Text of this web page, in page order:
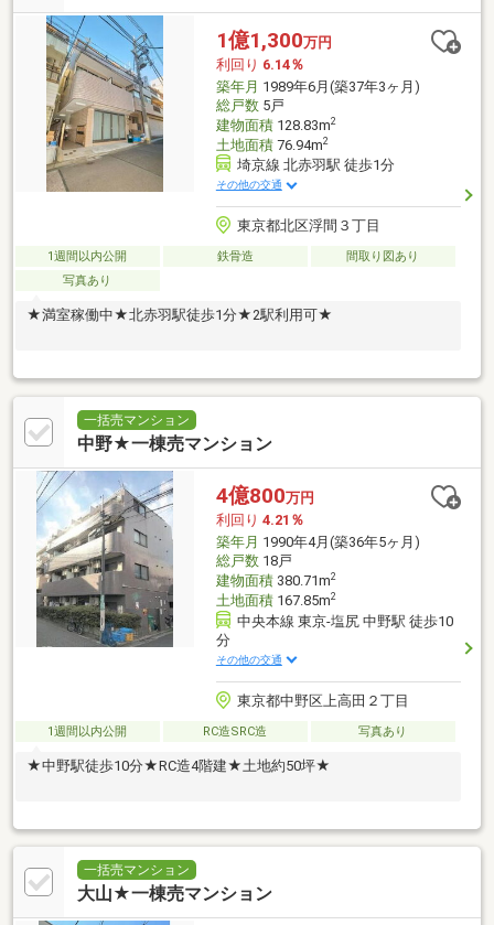
1億1,300万円
利回り 6.14％
築年月 1989年6月(築37年3ヶ月)
総戸数5戸
建物面積128.83m2
土地面積76.94m2
埼京線 北赤羽駅 徒歩1分
その他の交通
東京都北区浮間３丁目
1週間以内公開 鉄骨造
間取り図あり
写真あり
★満室稼働中★北赤羽駅徒歩1分★2駅利用可★
一括売マンション
中野★一棟売マンション
4億800万円
利回り 4.21％
築年月 1990年4月(築36年5ヶ月)
総戸数18戸
建物面積380.71m2
土地面積167.85m2
中央本線 東京-塩尻 中野駅 徒歩10
分
その他の交通
東京都中野区上高田２丁目
1週間以内公開 RC造SRC造 写真あり
★中野駅徒歩10分★RC造4階建★土地約50坪★
一括売マンション
大山★一棟売マンション